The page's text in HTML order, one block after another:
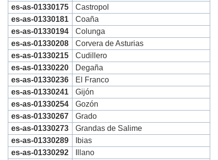
es-as-01330175
Castropol
es-as-01330181
Coaña
es-as-01330194
Colunga
es-as-01330208
Corvera de Asturias
es-as-01330215
Cudillero
es-as-01330220
Degaña
es-as-01330236
El Franco
es-as-01330241
Gijón
es-as-01330254
Gozón
es-as-01330267
Grado
es-as-01330273
Grandas de Salime
es-as-01330289
Ibias
es-as-01330292
Illano